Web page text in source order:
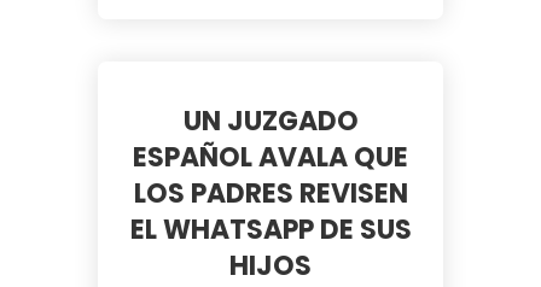
UN JUZGADO
ESPAÑOL AVALA QUE
LOS PADRES REVISEN
EL WHATSAPP DE SUS
HIJOS